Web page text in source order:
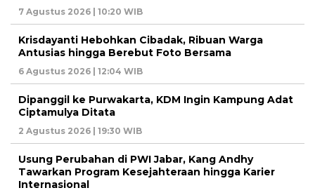
7 Agustus 2026 | 10:20 WIB
Krisdayanti Hebohkan Cibadak, Ribuan Warga
Antusias hingga Berebut Foto Bersama
6 Agustus 2026 | 12:04 WIB
Dipanggil ke Purwakarta, KDM Ingin Kampung Adat
Ciptamulya Ditata
2 Agustus 2026 | 19:30 WIB
Usung Perubahan di PWI Jabar, Kang Andhy
Tawarkan Program Kesejahteraan hingga Karier
Internasional